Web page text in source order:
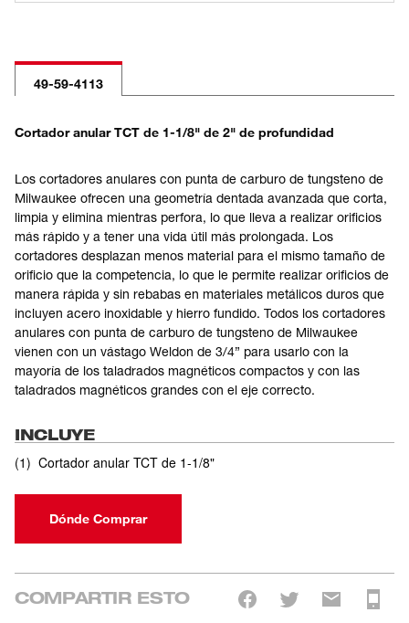
49-59-4113
Cortador anular TCT de 1-1/8" de 2" de profundidad
Los cortadores anulares con punta de carburo de tungsteno de
Milwaukee ofrecen una geometría dentada avanzada que corta,
limpia y elimina mientras perfora, lo que lleva a realizar orificios
más rápido y a tener una vida útil más prolongada. Los
cortadores desplazan menos material para el mismo tamaño de
orificio que la competencia, lo que le permite realizar orificios de
manera rápida y sin rebabas en materiales metálicos duros que
incluyen acero inoxidable y hierro fundido. Todos los cortadores
anulares con punta de carburo de tungsteno de Milwaukee
vienen con un vástago Weldon de 3/4” para usarlo con la
mayoría de los taladrados magnéticos compactos y con las
taladrados magnéticos grandes con el eje correcto.
INCLUYE
(1) Cortador anular TCT de 1-1/8"
Dónde Comprar
COMPARTIR ESTO